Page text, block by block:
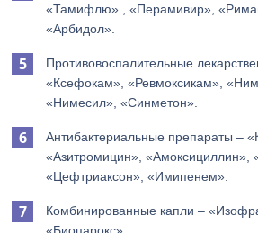
«Тамифлю» , «Перамивир»,
«Арбидол».
Противовоспалительные
«Ксефокам», «Ревмоксикам»,
«Нимесил», «Синметон».
Антибактериальные препараты –
«Азитромицин», «Амоксициллин»,
«Цефтриаксон», «Имипенем».
Комбинированные капли –